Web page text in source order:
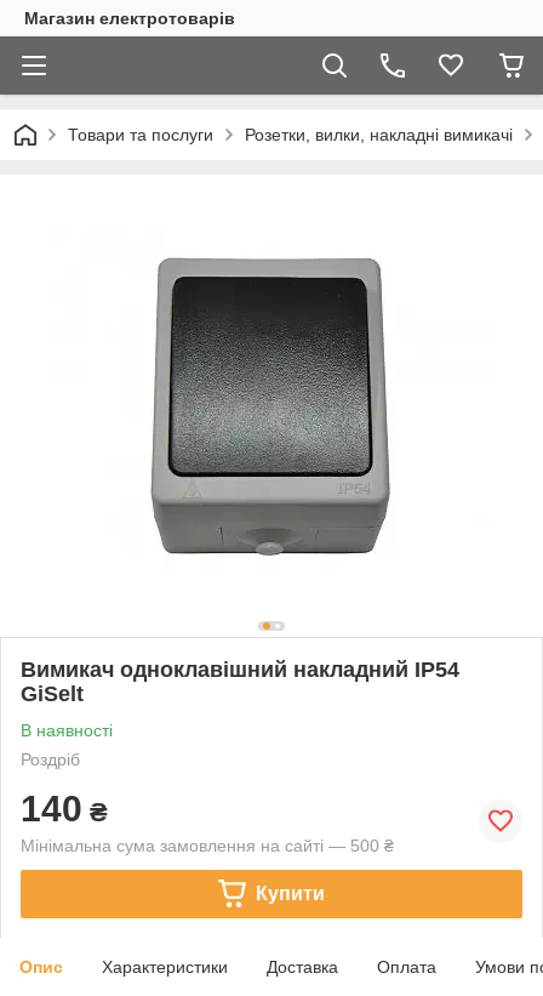
Магазин електротоварів
Товари та послуги Розетки, вилки, накладні вимикачі
Вимикач одноклавішний накладний IP54
GiSelt
В наявності
Роздріб
140 ₴
Мінімальна сума замовлення на сайті — 500 ₴
Купити
Опис Характеристики Доставка Оплата Умови